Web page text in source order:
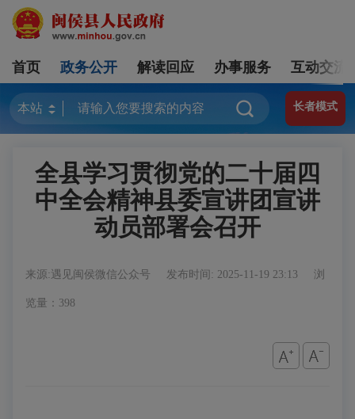
首页 政务公开 解读回应 办事服务 互动交流
长者模式
全县学习贯彻党的二十届四
中全会精神县委宣讲团宣讲
动员部署会召开
来源:遇见闽侯微信公众号 发布时间: 2025-11-19 23:13 浏
览量：398